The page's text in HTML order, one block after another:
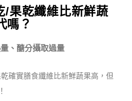
/果乾纖維比新鮮蔬
嗎？
、醣分攝取過量
確實膳食纖維比新鮮蔬果高，但